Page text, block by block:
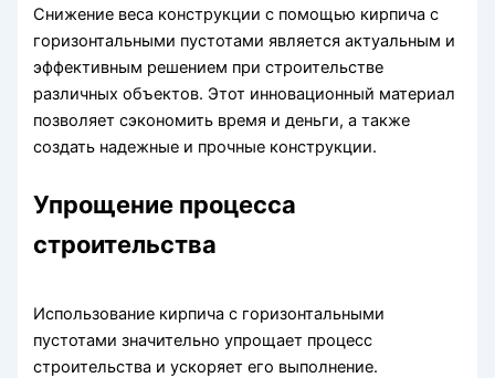
Снижение веса конструкции с помощью кирпича с
горизонтальными пустотами является актуальным и
эффективным решением при строительстве
различных объектов. Этот инновационный материал
позволяет сэкономить время и деньги, а также
создать надежные и прочные конструкции.
Упрощение процесса
строительства
Использование кирпича с горизонтальными
пустотами значительно упрощает процесс
строительства и ускоряет его выполнение.